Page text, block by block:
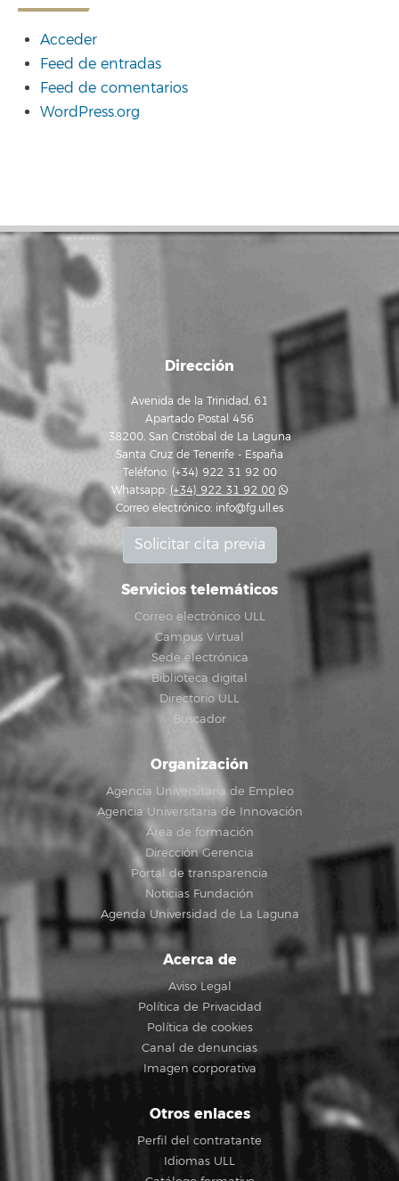
Acceder
Feed de entradas
Feed de comentarios
WordPress.org
Dirección
Avenida de la Trinidad, 61
Apartado Postal 456
38200, San Cristóbal de La Laguna
Santa Cruz de Tenerife - España
Teléfono: (+34) 922 31 92 00
Whatsapp: (+34) 922 31 92 00
Correo electrónico: info@fg.ull.es
Solicitar cita previa
Servicios telemáticos
Correo electrónico ULL
Campus Virtual
Sede electrónica
Biblioteca digital
Directorio ULL
Buscador
Organización
Agencia Universitaria de Empleo
Agencia Universitaria de Innovación
Área de formación
Dirección Gerencia
Portal de transparencia
Noticias Fundación
Agenda Universidad de La Laguna
Acerca de
Aviso Legal
Política de Privacidad
Política de cookies
Canal de denuncias
Imagen corporativa
Otros enlaces
Perfil del contratante
Idiomas ULL